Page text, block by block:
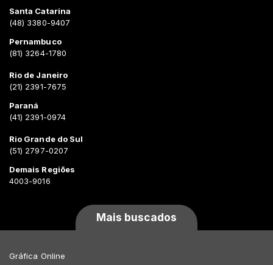
Santa Catarina
(48) 3380-9407
Pernambuco
(81) 3264-1780
Rio de Janeiro
(21) 2391-7675
Paraná
(41) 2391-0974
Rio Grande do Sul
(51) 2797-0207
Demais Regiões
4003-9016
Mais buscados
Gráfica Online